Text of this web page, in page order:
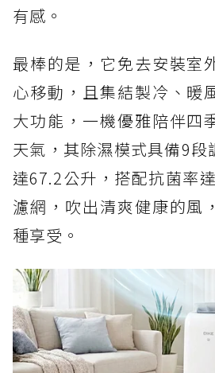
有感。
最棒的是，它免去安裝室
心移動，且集結製冷、暖
大功能，一機優雅陪伴四
天氣，其除濕模式具備9段
達67.2公升，搭配抗菌率
濾網，吹出清爽健康的風
種享受。